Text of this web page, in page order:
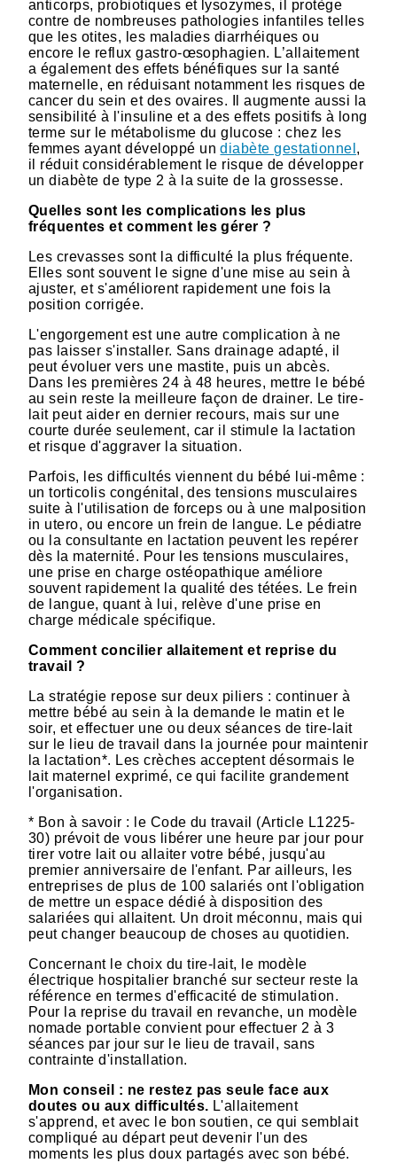
anticorps, probiotiques et lysozymes, il protège
contre de nombreuses pathologies infantiles telles
que les otites, les maladies diarrhéiques ou
encore le reflux gastro-œsophagien. L’allaitement
a également des effets bénéfiques sur la santé
maternelle, en réduisant notamment les risques de
cancer du sein et des ovaires. Il augmente aussi la
sensibilité à l'insuline et a des effets positifs à long
terme sur le métabolisme du glucose : chez les
femmes ayant développé undiabète gestationnel ,
il réduit considérablement le risque de développer
un diabète de type 2 à la suite de la grossesse.
Quelles sont les complications les plus
fréquentes et comment les gérer ?
Les crevasses sont la difficulté la plus fréquente.
Elles sont souvent le signe d'une mise au sein à
ajuster, et s'améliorent rapidement une fois la
position corrigée.
L'engorgement est une autre complication à ne
pas laisser s'installer. Sans drainage adapté, il
peut évoluer vers une mastite, puis un abcès.
Dans les premières 24 à 48 heures, mettre le bébé
au sein reste la meilleure façon de drainer. Le tire-
lait peut aider en dernier recours, mais sur une
courte durée seulement, car il stimule la lactation
et risque d'aggraver la situation.
Parfois, les difficultés viennent du bébé lui-même :
un torticolis congénital, des tensions musculaires
suite à l'utilisation de forceps ou à une malposition
in utero, ou encore un frein de langue. Le pédiatre
ou la consultante en lactation peuvent les repérer
dès la maternité. Pour les tensions musculaires,
une prise en charge ostéopathique améliore
souvent rapidement la qualité des tétées. Le frein
de langue, quant à lui, relève d'une prise en
charge médicale spécifique.
Comment concilier allaitement et reprise du
travail ?
La stratégie repose sur deux piliers : continuer à
mettre bébé au sein à la demande le matin et le
soir, et effectuer une ou deux séances de tire-lait
sur le lieu de travail dans la journée pour maintenir
la lactation*. Les crèches acceptent désormais le
lait maternel exprimé, ce qui facilite grandement
l'organisation.
* Bon à savoir : le Code du travail (Article L1225-
30) prévoit de vous libérer une heure par jour pour
tirer votre lait ou allaiter votre bébé, jusqu'au
premier anniversaire de l'enfant. Par ailleurs, les
entreprises de plus de 100 salariés ont l'obligation
de mettre un espace dédié à disposition des
salariées qui allaitent. Un droit méconnu, mais qui
peut changer beaucoup de choses au quotidien.
Concernant le choix du tire-lait, le modèle
électrique hospitalier branché sur secteur reste la
référence en termes d'efficacité de stimulation.
Pour la reprise du travail en revanche, un modèle
nomade portable convient pour effectuer 2 à 3
séances par jour sur le lieu de travail, sans
contrainte d'installation.
Mon conseil : ne restez pas seule face aux
doutes ou aux difficultés. L'allaitement
s'apprend, et avec le bon soutien, ce qui semblait
compliqué au départ peut devenir l'un des
moments les plus doux partagés avec son bébé.